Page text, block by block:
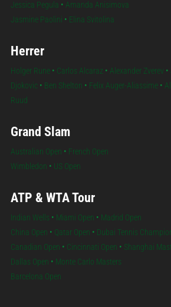
Jessica Pegula • Amanda Anisimova
Jasmine Paolini • Elina Svitolina
Herrer
Holger Rune• Carlos Alcaraz • Alexander Zverev •
Djokovic• Ben Shelton • Felix Auger-Aliassime•
Ruud
Grand Slam
Australian Open • French Open
Wimbledon • US Open
ATP & WTA Tour
Indian Wells • Miami Open • Madrid Open
China Open • Qatar Open • Dubai Tennis
Canadian Open • Cincinnati Open • Shanghai
Dallas Open • Monte Carlo Masters
Barcelona Open